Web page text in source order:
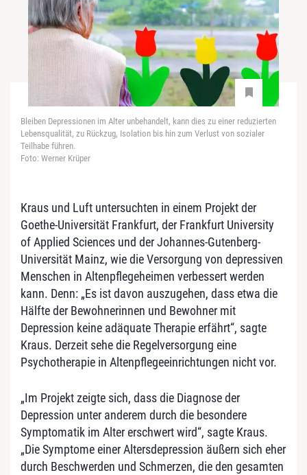
Bleiben Depressionen im Alter unbehandelt, kann dies zu einer reduzierten
Lebensqualität, zu Rückzug, Isolation bis hin zum Verlust von sozialer
Teilhabe führen.
Foto: Werner Krüper
Kraus und Luft untersuchten in einem Projekt der
Goethe-Universität Frankfurt, der Frankfurt University
of Applied Sciences und der Johannes-Gutenberg-
Universität Mainz, wie die Versorgung von depressiven
Menschen in Altenpflegeheimen verbessert werden
kann. Denn: „Es ist davon auszugehen, dass etwa die
Hälfte der Bewohnerinnen und Bewohner mit
Depression keine adäquate Therapie erfährt“, sagte
Kraus. Derzeit sehe die Regelversorgung eine
Psychotherapie in Altenpflegeeinrichtungen nicht vor.
„Im Projekt zeigte sich, dass die Diagnose der
Depression unter anderem durch die besondere
Symptomatik im Alter erschwert wird“, sagte Kraus.
„Die Symptome einer Altersdepression äußern sich eher
durch Beschwerden und Schmerzen, die den gesamten